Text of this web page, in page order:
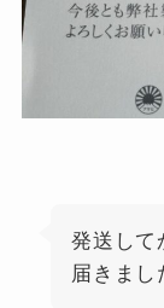
発送して
届きまし